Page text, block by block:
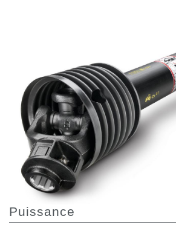
Moteurs Orbitaux Fabriqués Pour
Systèmes de couplage
Contrôle
Circuits hydrauliques intégrés
Distributeurs
Valves à cartouche
Limiteur de pression en ligne
Servocommandes
Composants électroniques pour
Échange thermique
Puissance